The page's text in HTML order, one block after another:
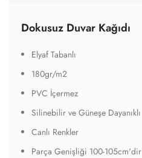
Dokusuz Duvar Kağıdı
Elyaf Tabanlı
180gr/m2
PVC İçermez
Silinebilir ve Güneşe Dayanıklı
Canlı Renkler
Parça Genişliği 100-105cm'dir